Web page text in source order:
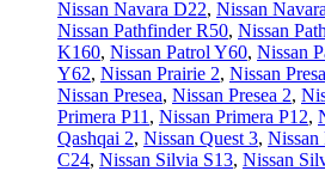
Nissan Navara D22, Nissan
Nissan Pathfinder R50, Nissan
K160, Nissan Patrol Y60, Nissan
Y62, Nissan Prairie 2, Nissan
Nissan Presea, Nissan Presea 2,
Primera P11 , Nissan Primera P12,
Qashqai 2, Nissan Quest 3, Nissan
C24, Nissan Silvia S13, Nissan